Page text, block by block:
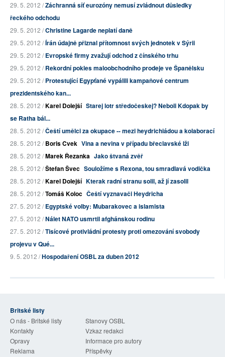
29. 5. 2012 /Záchranná síť eurozóny nemusí zvládnout důsledky
řeckého odchodu
29. 5. 2012 /Christine Lagarde neplatí daně
29. 5. 2012 /Írán údajně přiznal přítomnost svých jednotek v Sýrii
29. 5. 2012 /Evropské firmy zvažují odchod z čínského trhu
29. 5. 2012 /Rekordní pokles maloobchodního prodeje ve Španělsku
29. 5. 2012 /Protestující Egypťané vypálili kampaňové centrum
prezidentského kan...
28. 5. 2012 /Karel Dolejší Starej lotr středočeskej? Neboli Kdopak by
se Ratha bál...
28. 5. 2012 /Čeští umělci za okupace -- mezi heydrichiádou a kolaborací
28. 5. 2012 /Boris Cvek Vina a nevina v případu břeclavské lži
28. 5. 2012 /Marek Řezanka Jako štvaná zvěř
28. 5. 2012 /Štefan Švec Souložíme s Rexona, tou smradlavá vodička
28. 5. 2012 /Karel Dolejší Kterak radní stranu solil, až jí zasolil
28. 5. 2012 /Tomáš Koloc Čeští vyznavači Heydricha
27. 5. 2012 /Egyptské volby: Mubarakovec a islamista
27. 5. 2012 /Nálet NATO usmrtil afghánskou rodinu
27. 5. 2012 /Tisícové protivládní protesty proti omezování svobody
projevu v Qué...
9. 5. 2012 /Hospodaření OSBL za duben 2012
Britské listy
O nás - Britské listy
Stanovy OSBL
Kontakty
Vzkaz redakci
Opravy
Informace pro autory
Reklama
Příspěvky